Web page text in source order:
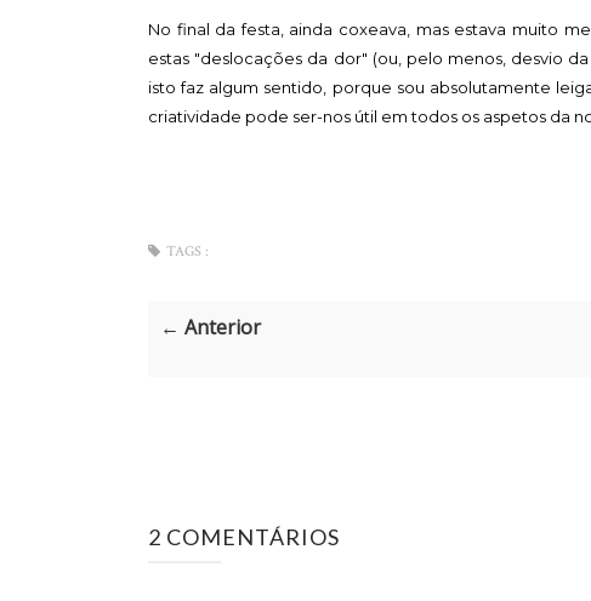
No final da festa, ainda coxeava, mas estava muito
estas "deslocações da dor" (ou, pelo menos, desvio
isto faz algum sentido, porque sou absolutamente
criatividade pode ser-nos útil em todos os aspetos da
TAGS :
← Anterior
2 COMENTÁRIOS